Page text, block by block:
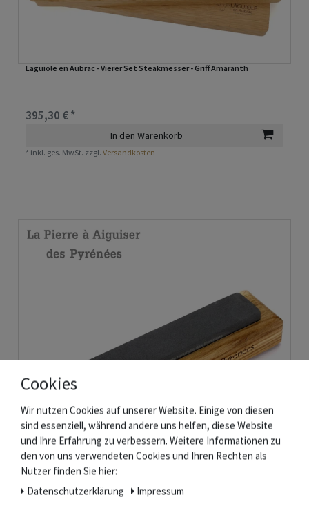
Laguiole en Aubrac - Vierer Set Steakmesser - Griff Amaranth
395,30 € *
In den Warenkorb
* inkl. ges. MwSt. zzgl.Versandkosten
Natürlicher Schleifstein aus den Pyrenäen - 2 Korngrößen - Holzhalter
Cookies
Wir nutzen Cookies auf unserer Website. Einige von diesen
sind essenziell, während andere uns helfen, diese Website
und Ihre Erfahrung zu verbessern. Weitere Informationen zu
den von uns verwendeten Cookies und Ihren Rechten als
Nutzer finden Sie hier:
Daten­schutz­erklärung
Impressum